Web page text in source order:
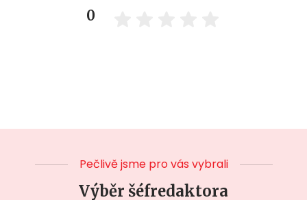
0
Pečlivě jsme pro vás vybrali
Výběr šéfredaktora